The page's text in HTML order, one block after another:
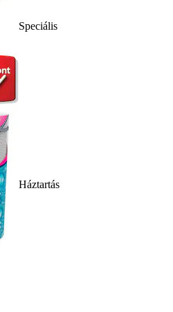
Speciális
Háztartás